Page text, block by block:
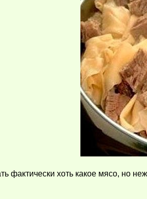
фактически хоть какое мясо, но